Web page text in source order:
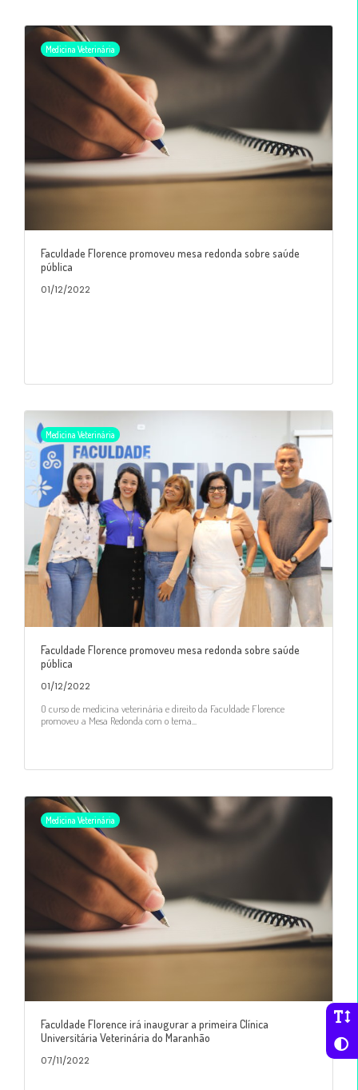
Medicina Veterinária
Faculdade Florence promoveu mesa redonda sobre saúde
pública
01/12/2022
Medicina Veterinária
Faculdade Florence promoveu mesa redonda sobre saúde
pública
01/12/2022
O curso de medicina veterinária e direito da Faculdade Florence
promoveu a Mesa Redonda com o tema...
Medicina Veterinária
Faculdade Florence irá inaugurar a primeira Clínica
Universitária Veterinária do Maranhão
07/11/2022